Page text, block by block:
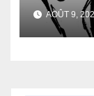
AOÛT 9,